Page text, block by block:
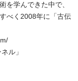
を学んできた中で、
べく2008年に「古伝
ル」